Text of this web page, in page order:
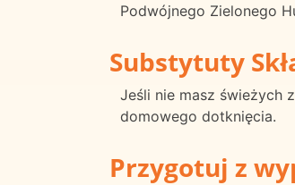
Podwójnego Zielonego
Substytuty
Jeśli nie masz świeżych
domowego dotknięcia.
Przygotuj z